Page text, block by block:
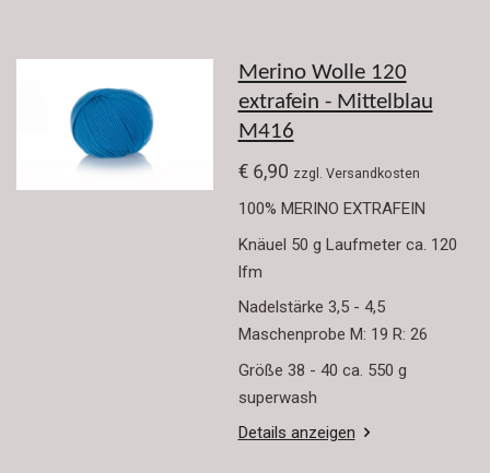
Merino Wolle 120
extrafein - Mittelblau
M416
€ 6,90 zzgl. Versandkosten
100% MERINO EXTRAFEIN
Knäuel 50 g Laufmeter ca. 120
lfm
Nadelstärke 3,5 - 4,5
Maschenprobe M: 19 R: 26
Größe 38 - 40 ca. 550 g
superwash
Details anzeigen